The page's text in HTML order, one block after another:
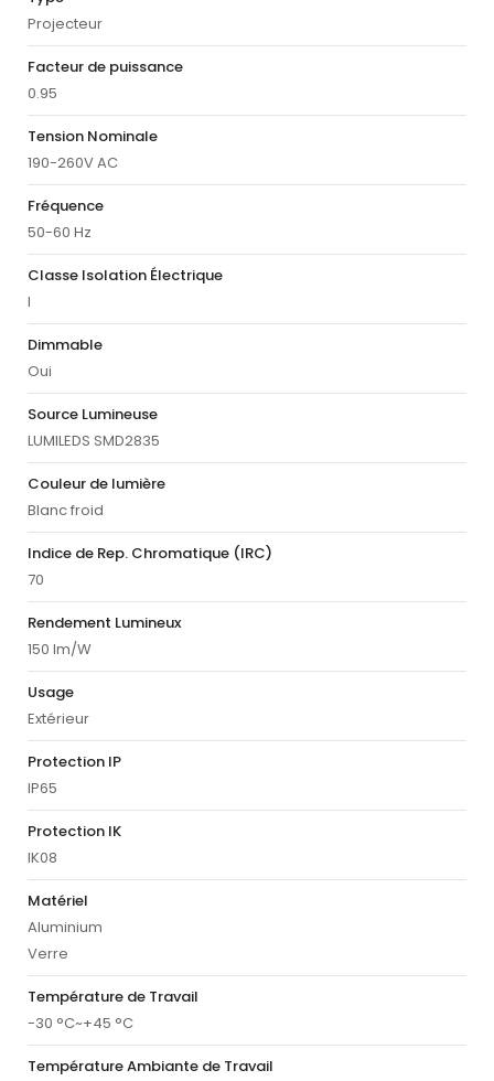
Projecteur
Facteur de puissance
0.95
Tension Nominale
190-260V AC
Fréquence
50-60 Hz
Classe Isolation Électrique
I
Dimmable
Oui
Source Lumineuse
LUMILEDS SMD2835
Couleur de lumière
Blanc froid
Indice de Rep. Chromatique (IRC)
70
Rendement Lumineux
150 lm/W
Usage
Extérieur
Protection IP
IP65
Protection IK
IK08
Matériel
Aluminium
Verre
Température de Travail
-30 °C~+45 °C
Température Ambiante de Travail